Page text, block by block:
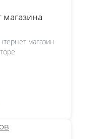
магазин